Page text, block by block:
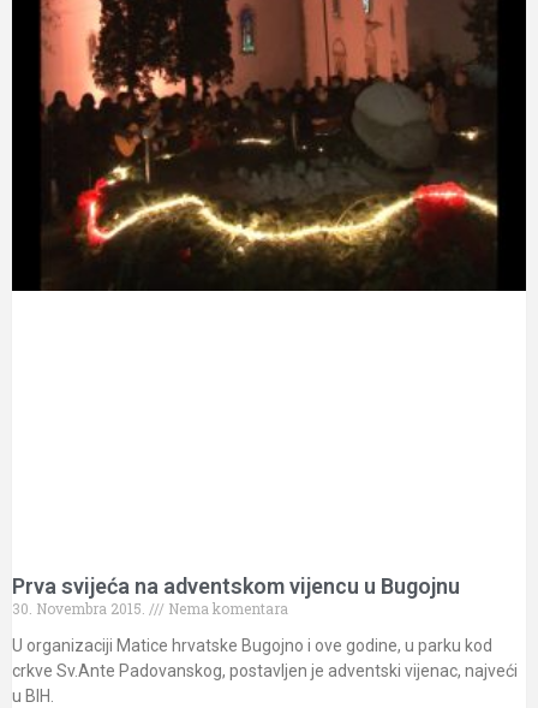
Prva svijeća na adventskom vijencu u Bugojnu
30. Novembra 2015.
Nema komentara
U organizaciji Matice hrvatske Bugojno i ove godine, u parku kod
crkve Sv.Ante Padovanskog, postavljen je adventski vijenac, najveći
u BIH.